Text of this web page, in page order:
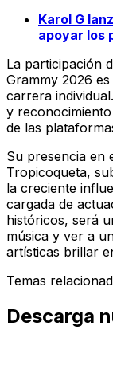
Karol G
apoyar los
La participación
Grammy 2026
carrera
y
de las
Su presencia en
Tropicoqueta,
la creciente
cargada de
históricos, será
música y ver a
artísticas brillar
Temas
Descarga